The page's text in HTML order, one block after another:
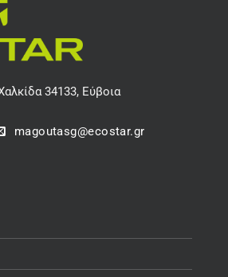
34133, Εύβοια
magoutasg@ecostar.gr